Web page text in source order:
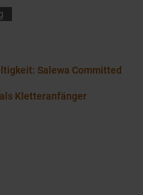
Salewa Committed
Kletteranfänger